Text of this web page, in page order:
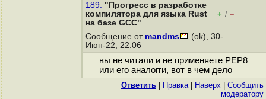
189. "Прогресс в разработке
компилятора для языка Rust
на базе GCC"
+ / –
Сообщение от mandms
(ok), 30-
Июн-22, 22:06
вы не читали и не применяете PEP8
или его аналогги, вот в чем дело
Ответить Правка| Наверх
Cообщить
модератору